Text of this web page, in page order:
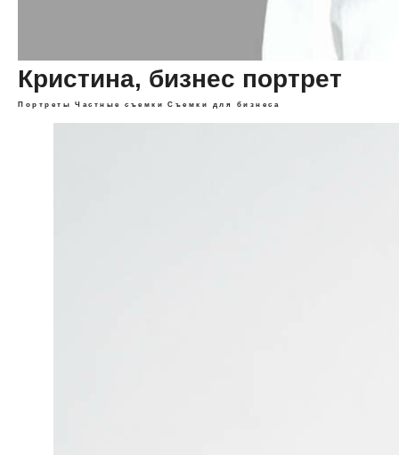
Кристина, бизнес портрет
Портреты Частные съемки Съемки для бизнеса